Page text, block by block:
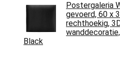
Postergaleria
gevoerd, 60 x
rechthoekig,
Black